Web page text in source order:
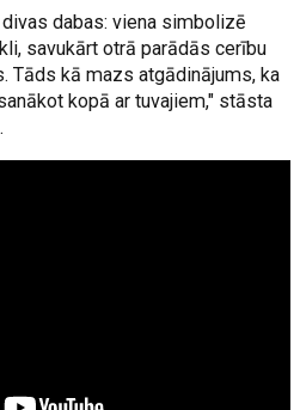
dabas: viena simbolizē
savukārt otrā parādās cerību
Tāds kā mazs atgādinājums, ka
kopā ar tuvajiem," stāsta